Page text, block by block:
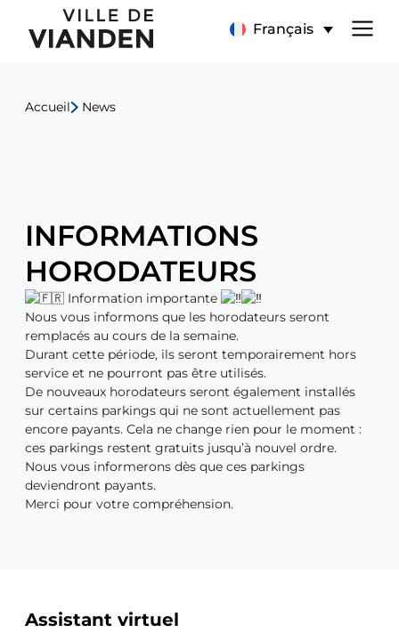
INFORMATIONS
HORODATEURS
Français
Menu
navigation
Accueil News
INFORMATIONS
HORODATEURS
Information importante
Nous vous informons que les horodateurs seront
remplacés au cours de la semaine.
Durant cette période, ils seront temporairement hors
service et ne pourront pas être utilisés.
De nouveaux horodateurs seront également installés
sur certains parkings qui ne sont actuellement pas
encore payants. Cela ne change rien pour le moment :
ces parkings restent gratuits jusqu’à nouvel ordre.
Nous vous informerons dès que ces parkings
deviendront payants.
Merci pour votre compréhension.
Ressources
Assistant virtuel